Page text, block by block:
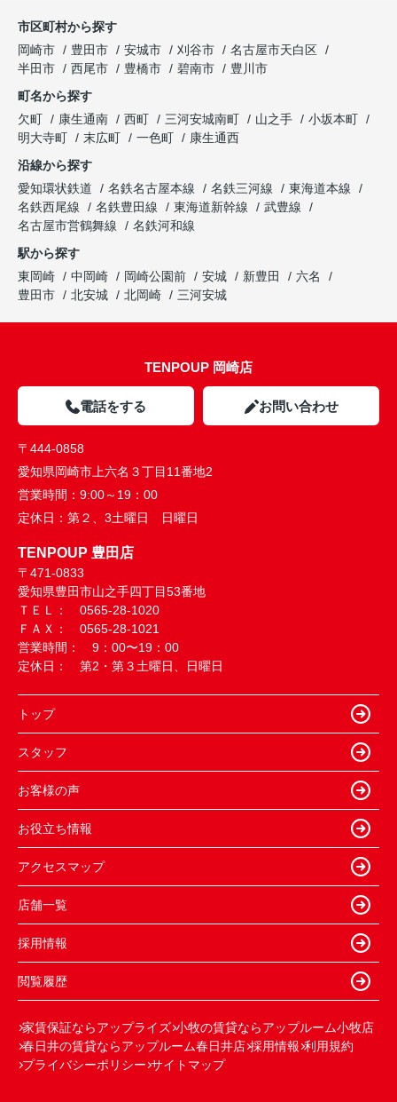
市区町村から探す
岡崎市
豊田市 安城市 刈谷市
名古屋市天白区
半田市
西尾市 豊橋市 碧南市
豊川市
町名から探す
欠町
康生通南 西町 三河安城南町 山之手
小坂本町
明大寺町
末広町 一色町
康生通西
沿線から探す
愛知環状鉄道
名鉄名古屋本線 名鉄三河線
東海道本線
名鉄西尾線
名鉄豊田線 東海道新幹線
武豊線
名古屋市営鶴舞線
名鉄河和線
駅から探す
東岡崎
中岡崎 岡崎公園前 安城 新豊田
六名
豊田市
北安城 北岡崎 三河安城
TENPOUP 岡崎店
電話をする お問い合わせ
〒444-0858
愛知県岡崎市上六名３丁目11番地2
営業時間： 9:00～19：00
定休日： 第２、3土曜日 日曜日
TENPOUP 豊田店
〒471-0833
愛知県豊田市山之手四丁目53番地
ＴＥＬ： 0565-28-1020
ＦＡＸ： 0565-28-1021
営業時間： 9：00〜19：00
定休日： 第2・第３土曜日、日曜日
トップ
スタッフ
お客様の声
お役立ち情報
アクセスマップ
店舗一覧
採用情報
閲覧履歴
家賃保証ならアップライズ 小牧の賃貸ならアップルーム小牧店
春日井の賃貸ならアップルーム春日井店 採用情報 利用規約
プライバシーポリシー サイトマップ